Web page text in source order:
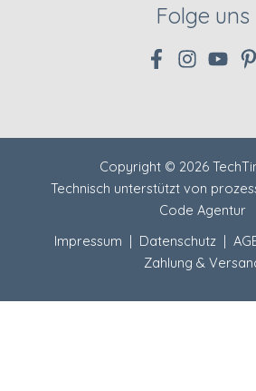
Folge uns
Copyright © 2026
Technisch unterstützt von
Code Agentur
Impressum | Datenschutz|
Zahlung &